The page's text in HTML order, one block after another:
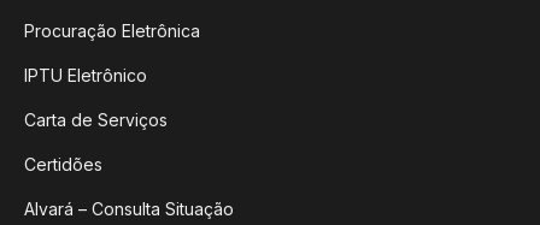
Procuração Eletrônica
IPTU Eletrônico
Carta de Serviços
Certidões
Alvará – Consulta Situação